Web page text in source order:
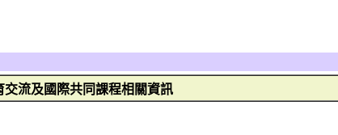
流及國際共同課程相關資訊